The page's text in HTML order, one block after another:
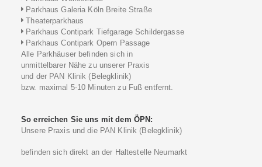
Parkhaus Galeria Köln Breite Straße
Theaterparkhaus
Parkhaus Contipark Tiefgarage Schildergasse
Parkhaus Contipark Opern Passage
Alle Parkhäuser befinden sich in
unmittelbarer Nähe zu unserer Praxis
und der PAN Klinik (Belegklinik)
bzw. maximal 5-10 Minuten zu Fuß entfernt.
So erreichen Sie uns mit dem ÖPN:
Unsere Praxis und die PAN Klinik (Belegklinik)
befinden sich direkt an der Haltestelle Neumarkt